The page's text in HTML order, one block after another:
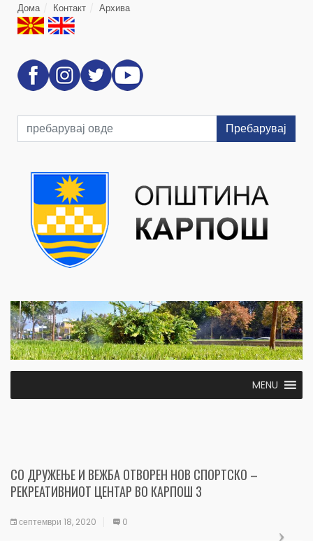
Дома Контакт Архива
Пребарувај
MENU
СО ДРУЖЕЊЕ И ВЕЖБА ОТВОРЕН НОВ СПОРТСКО –
РЕКРЕАТИВНИОТ ЦЕНТАР ВО КАРПОШ 3
септември 18, 2020 0